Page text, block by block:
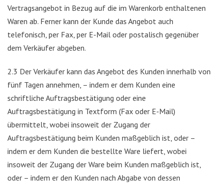
Vertragsangebot in Bezug auf die im Warenkorb enthaltenen
Waren ab. Ferner kann der Kunde das Angebot auch
telefonisch, per Fax, per E-Mail oder postalisch gegenüber
dem Verkäufer abgeben.
2.3 Der Verkäufer kann das Angebot des Kunden innerhalb von
fünf Tagen annehmen, – indem er dem Kunden eine
schriftliche Auftragsbestätigung oder eine
Auftragsbestätigung in Textform (Fax oder E-Mail)
übermittelt, wobei insoweit der Zugang der
Auftragsbestätigung beim Kunden maßgeblich ist, oder –
indem er dem Kunden die bestellte Ware liefert, wobei
insoweit der Zugang der Ware beim Kunden maßgeblich ist,
oder – indem er den Kunden nach Abgabe von dessen